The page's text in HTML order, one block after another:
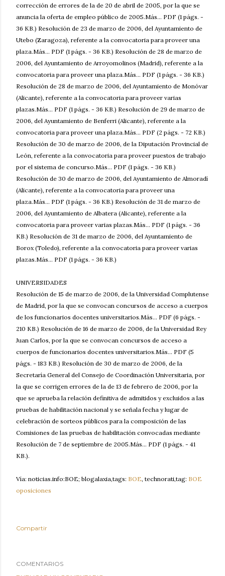
corrección de errores de la de 20 de abril de 2005, por la que se
anuncia la oferta de empleo público de 2005.Más... PDF (1 págs. -
36 KB.) Resolución de 23 de marzo de 2006, del Ayuntamiento de
Utebo (Zaragoza), referente a la convocatoria para proveer una
plaza.Más... PDF (1 págs. - 36 KB.) Resolución de 28 de marzo de
2006, del Ayuntamiento de Arroyomolinos (Madrid), referente a la
convocatoria para proveer una plaza.Más... PDF (1 págs. - 36 KB.)
Resolución de 28 de marzo de 2006, del Ayuntamiento de Monóvar
(Alicante), referente a la convocatoria para proveer varias
plazas.Más... PDF (1 págs. - 36 KB.) Resolución de 29 de marzo de
2006, del Ayuntamiento de Benferri (Alicante), referente a la
convocatoria para proveer una plaza.Más... PDF (2 págs. - 72 KB.)
Resolución de 30 de marzo de 2006, de la Diputación Provincial de
León, referente a la convocatoria para proveer puestos de trabajo
por el sistema de concurso.Más... PDF (1 págs. - 36 KB.)
Resolución de 30 de marzo de 2006, del Ayuntamiento de Almoradí
(Alicante), referente a la convocatoria para proveer una
plaza.Más... PDF (1 págs. - 36 KB.) Resolución de 31 de marzo de
2006, del Ayuntamiento de Albatera (Alicante), referente a la
convocatoria para proveer varias plazas.Más... PDF (1 págs. - 36
KB.) Resolución de 31 de marzo de 2006, del Ayuntamiento de
Borox (Toledo), referente a la convocatoria para proveer varias
plazas.Más... PDF (1 págs. - 36 KB.)
UNIVERSIDADES
Resolución de 15 de marzo de 2006, de la Universidad Complutense
de Madrid, por la que se convocan concursos de acceso a cuerpos
de los funcionarios docentes universitarios.Más... PDF (6 págs. -
210 KB.) Resolución de 16 de marzo de 2006, de la Universidad Rey
Juan Carlos, por la que se convocan concursos de acceso a
cuerpos de funcionarios docentes universitarios.Más... PDF (5
págs. - 183 KB.) Resolución de 30 de marzo de 2006, de la
Secretaría General del Consejo de Coordinación Universitaria, por
la que se corrigen errores de la de 13 de febrero de 2006, por la
que se aprueba la relación definitiva de admitidos y excluidos a las
pruebas de habilitación nacional y se señala fecha y lugar de
celebración de sorteos públicos para la composición de las
Comisiones de las pruebas de habilitación convocadas mediante
Resolución de 7 de septiembre de 2005.Más... PDF (1 págs. - 41
KB.).
Vía: noticias.info:BOE; blogalaxia,tags: BOE, technorati,tag: BOE
oposiciones
Compartir
COMENTARIOS